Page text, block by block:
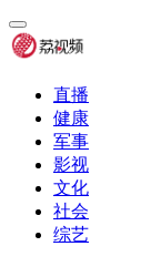
直播
健康
军事
影视
文化
社会
综艺